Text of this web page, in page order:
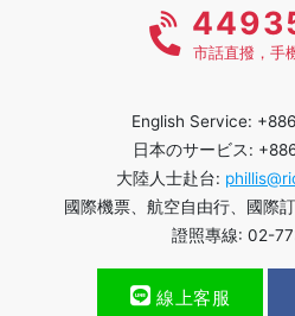
市話直撥，手
English Service:
日本のサービス:
大陸人士赴台:
國際機票、航空自由行、國際
證照專線: 02-
線上客服